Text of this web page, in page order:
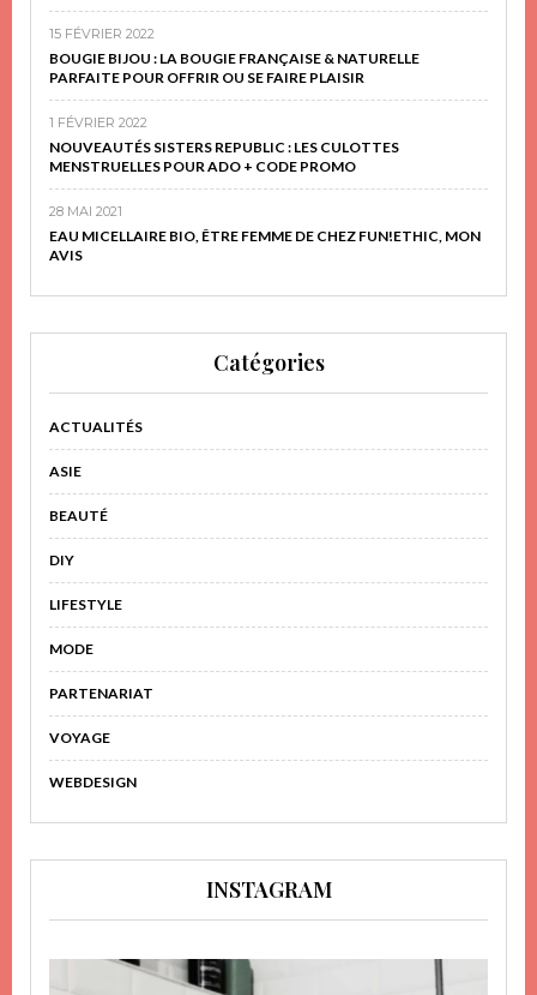
15 FÉVRIER 2022
BOUGIE BIJOU : LA BOUGIE FRANÇAISE & NATURELLE
PARFAITE POUR OFFRIR OU SE FAIRE PLAISIR
1 FÉVRIER 2022
NOUVEAUTÉS SISTERS REPUBLIC : LES CULOTTES
MENSTRUELLES POUR ADO + CODE PROMO
28 MAI 2021
EAU MICELLAIRE BIO, ÊTRE FEMME DE CHEZ FUN!ETHIC, MON
AVIS
Catégories
ACTUALITÉS
ASIE
BEAUTÉ
DIY
LIFESTYLE
MODE
PARTENARIAT
VOYAGE
WEBDESIGN
INSTAGRAM